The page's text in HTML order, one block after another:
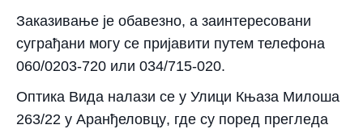
Заказивање је обавезно, а заинтересовани
суграђани могу се пријавити путем телефона
060/0203-720 или 034/715-020.
Оптика Вида налази се у Улици Књаза Милоша
263/22 у Аранђеловцу, где су поред прегледа